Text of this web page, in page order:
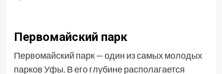
Первомайский парк
Первомайский парк — один из самых молодых
парков Уфы. В его глубине располагается